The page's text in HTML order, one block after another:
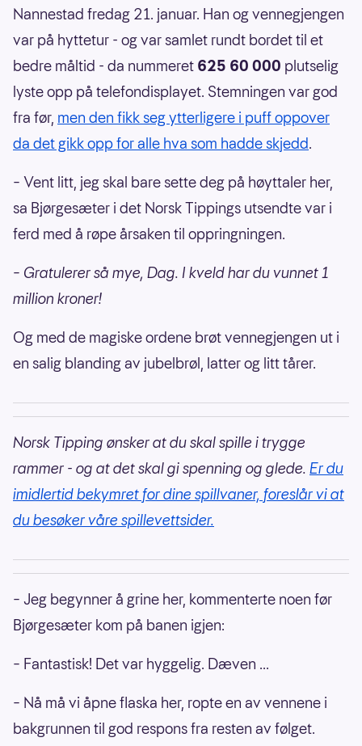
Nannestad fredag 21. januar. Han og vennegjengen
var på hyttetur - og var samlet rundt bordet til et
bedre måltid - da nummeret 625 60 000 plutselig
lyste opp på telefondisplayet. Stemningen var god
fra før, men den fikk seg ytterligere i puff oppover
da det gikk opp for alle hva som hadde skjedd.
– Vent litt, jeg skal bare sette deg på høyttaler her,
sa Bjørgesæter i det Norsk Tippings utsendte var i
ferd med å røpe årsaken til oppringningen.
– Gratulerer så mye, Dag. I kveld har du vunnet 1
million kroner!
Og med de magiske ordene brøt vennegjengen ut i
en salig blanding av jubelbrøl, latter og litt tårer.
Norsk Tipping ønsker at du skal spille i trygge
rammer - og at det skal gi spenning og glede. Er du
imidlertid bekymret for dine spillvaner, foreslår vi at
du besøker våre spillevettsider.
– Jeg begynner å grine her, kommenterte noen før
Bjørgesæter kom på banen igjen:
– Fantastisk! Det var hyggelig. Dæven ...
– Nå må vi åpne flaska her, ropte en av vennene i
bakgrunnen til god respons fra resten av følget.